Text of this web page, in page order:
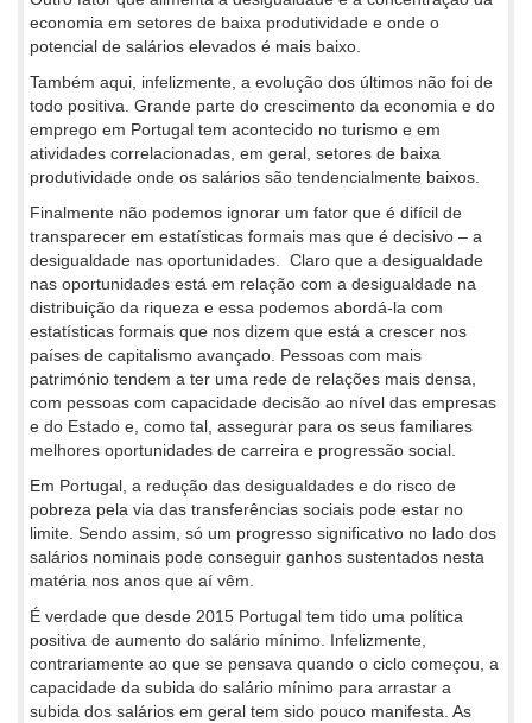
economia em setores de baixa produtividade e onde o
potencial de salários elevados é mais baixo.
Também aqui, infelizmente, a evolução dos últimos não foi de
todo positiva. Grande parte do crescimento da economia e do
emprego em Portugal tem acontecido no turismo e em
atividades correlacionadas, em geral, setores de baixa
produtividade onde os salários são tendencialmente baixos.
Finalmente não podemos ignorar um fator que é difícil de
transparecer em estatísticas formais mas que é decisivo – a
desigualdade nas oportunidades. Claro que a desigualdade
nas oportunidades está em relação com a desigualdade na
distribuição da riqueza e essa podemos abordá-la com
estatísticas formais que nos dizem que está a crescer nos
países de capitalismo avançado. Pessoas com mais
património tendem a ter uma rede de relações mais densa,
com pessoas com capacidade decisão ao nível das empresas
e do Estado e, como tal, assegurar para os seus familiares
melhores oportunidades de carreira e progressão social.
Em Portugal, a redução das desigualdades e do risco de
pobreza pela via das transferências sociais pode estar no
limite. Sendo assim, só um progresso significativo no lado dos
salários nominais pode conseguir ganhos sustentados nesta
matéria nos anos que aí vêm.
É verdade que desde 2015 Portugal tem tido uma política
positiva de aumento do salário mínimo. Infelizmente,
contrariamente ao que se pensava quando o ciclo começou, a
capacidade da subida do salário mínimo para arrastar a
subida dos salários em geral tem sido pouco manifesta. As